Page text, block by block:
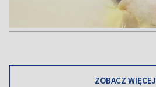
ZOBACZ WIĘCEJ